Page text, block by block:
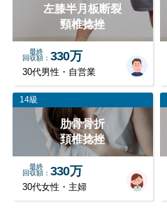
左膝半月板断裂
頸椎捻挫
最終
回収額
330万
30代男性・自営業
14級
肋骨骨折
頚椎捻挫
最終
回収額
330万
30代女性・主婦